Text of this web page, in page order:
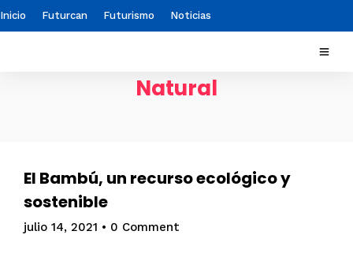
Inicio Futurcan Futurismo Noticias
Natural
El Bambú, un recurso ecológico y
sostenible
julio 14, 2021 • 0 Comment